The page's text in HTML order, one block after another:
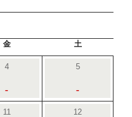
金 土
4
-
5
-
11 12